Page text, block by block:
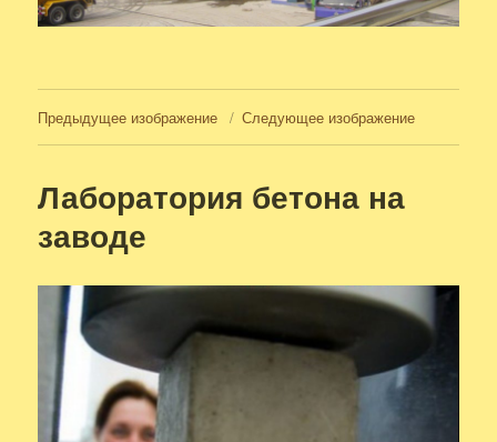
Предыдущее изображение Следующее изображение
Лаборатория бетона на
заводе